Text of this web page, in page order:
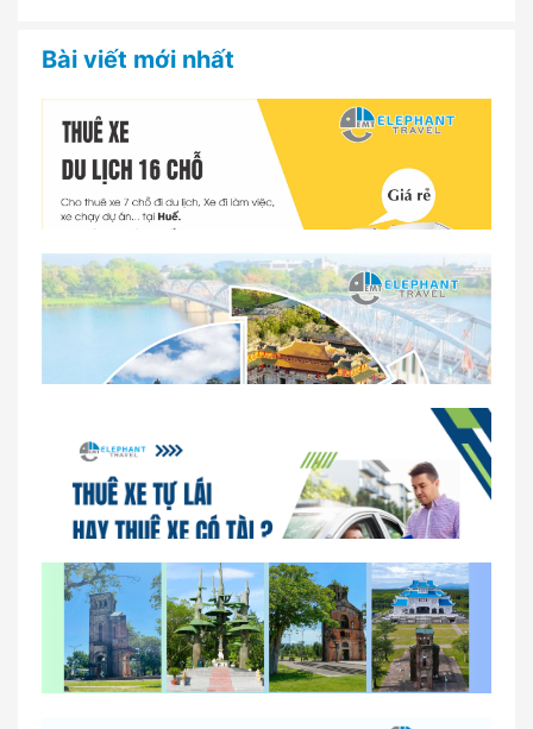
Bài viết mới nhất
Dịch vụ thuê xe 16 chỗ tại Huế 2026
So sánh thuê xe tự lái và thuê xe có tài xế tại Huế